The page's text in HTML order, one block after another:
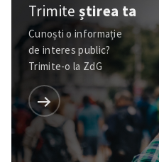
Trimiteștirea ta
Cunoști o informație
de interes public?
Trimite-o la ZdG